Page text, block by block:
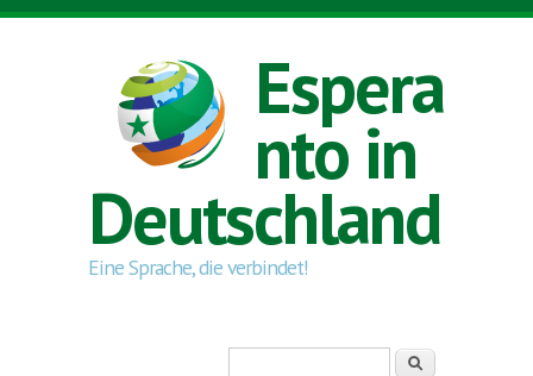
Direkt zum Inhalt
Espera
nto in
Deutschland
Eine Sprache, die verbindet!